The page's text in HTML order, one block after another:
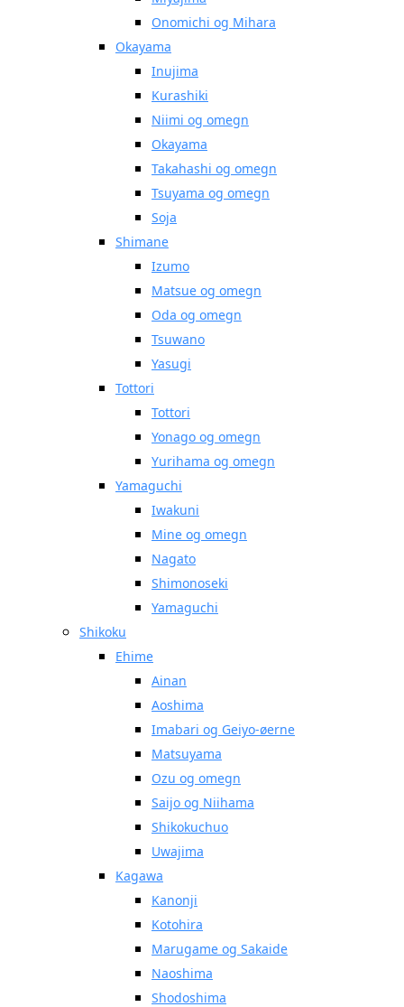
Onomichi og Mihara
Okayama
Inujima
Kurashiki
Niimi og omegn
Okayama
Takahashi og omegn
Tsuyama og omegn
Soja
Shimane
Izumo
Matsue og omegn
Oda og omegn
Tsuwano
Yasugi
Tottori
Tottori
Yonago og omegn
Yurihama og omegn
Yamaguchi
Iwakuni
Mine og omegn
Nagato
Shimonoseki
Yamaguchi
Shikoku
Ehime
Ainan
Aoshima
Imabari og Geiyo-øerne
Matsuyama
Ozu og omegn
Saijo og Niihama
Shikokuchuo
Uwajima
Kagawa
Kanonji
Kotohira
Marugame og Sakaide
Naoshima
Shodoshima